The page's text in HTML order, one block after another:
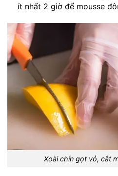
ít nhất 2 giờ để mousse
Xoài chín gọt vỏ, cắt